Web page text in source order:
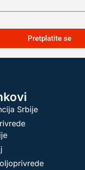
Pretplatite se
Srbije